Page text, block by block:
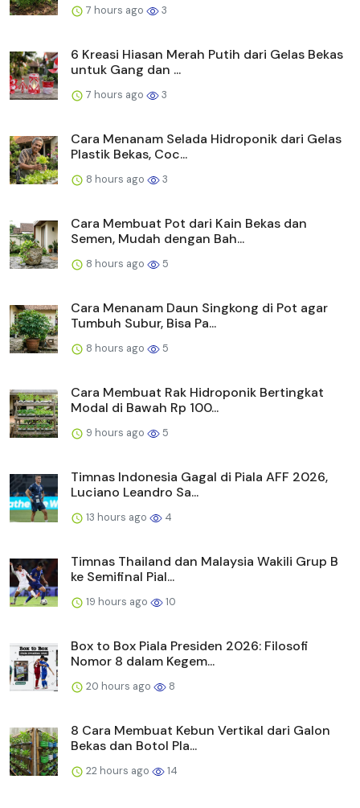
7 hours ago 3
6 Kreasi Hiasan Merah Putih dari Gelas Bekas
untuk Gang dan ...
7 hours ago 3
Cara Menanam Selada Hidroponik dari Gelas
Plastik Bekas, Coc...
8 hours ago 3
Cara Membuat Pot dari Kain Bekas dan
Semen, Mudah dengan Bah...
8 hours ago 5
Cara Menanam Daun Singkong di Pot agar
Tumbuh Subur, Bisa Pa...
8 hours ago 5
Cara Membuat Rak Hidroponik Bertingkat
Modal di Bawah Rp 100...
9 hours ago 5
Timnas Indonesia Gagal di Piala AFF 2026,
Luciano Leandro Sa...
13 hours ago 4
Timnas Thailand dan Malaysia Wakili Grup B
ke Semifinal Pial...
19 hours ago 10
Box to Box Piala Presiden 2026: Filosofi
Nomor 8 dalam Kegem...
20 hours ago 8
8 Cara Membuat Kebun Vertikal dari Galon
Bekas dan Botol Pla...
22 hours ago 14